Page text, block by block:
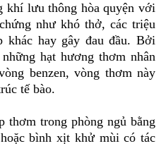
khí lưu thông hòa quyện với
như khó thở, các triệu
khác hay gây đau đầu. Bởi
hạt hương thơm nhân
benzen, vòng thơm này
tế bào.
thơm trong phòng ngủ bằng
bình xịt khử mùi có tác